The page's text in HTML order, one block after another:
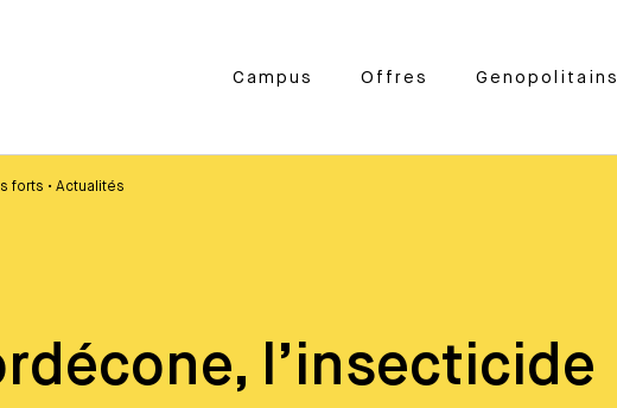
Campus Offres Genopolitains
forts • Actualités
l’insecticide